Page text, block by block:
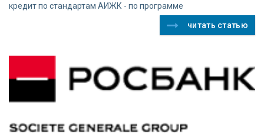
кредит по стандартам АИЖК - по программе
читать статью